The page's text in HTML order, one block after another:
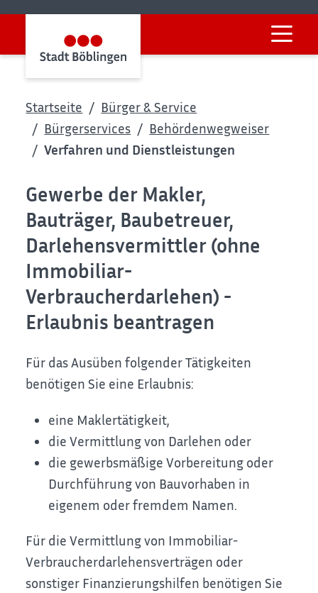
Startseite
Bürger & Service
Bürgerservices
Behördenwegweiser
Verfahren und Dienstleistungen
Gewerbe der Makler,
Bauträger, Baubetreuer,
Darlehensvermittler (ohne
Immobiliar-
Verbraucherdarlehen) -
Erlaubnis beantragen
Für das Ausüben folgender Tätigkeiten
benötigen Sie eine Erlaubnis:
eine Maklertätigkeit,
die Vermittlung von Darlehen oder
die gewerbsmäßige Vorbereitung oder
Durchführung von Bauvorhaben in
eigenem oder fremdem Namen.
Für die Vermittlung von Immobiliar-
Verbraucherdarlehensverträgen oder
sonstiger Finanzierungshilfen benötigen Sie